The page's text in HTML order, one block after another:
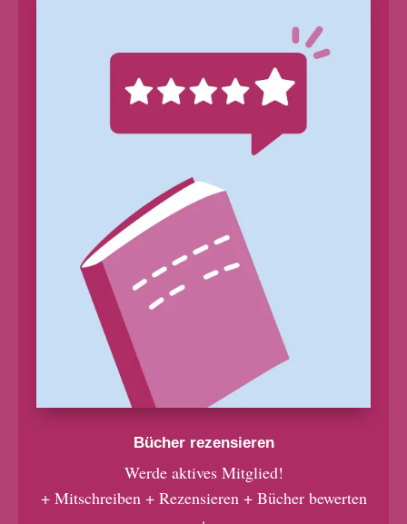
Bücher rezensieren
Werde aktives Mitglied!
+ Mitschreiben + Rezensieren + Bücher bewerten